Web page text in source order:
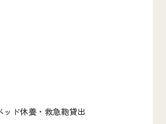
ド休養・救急鞄貸出